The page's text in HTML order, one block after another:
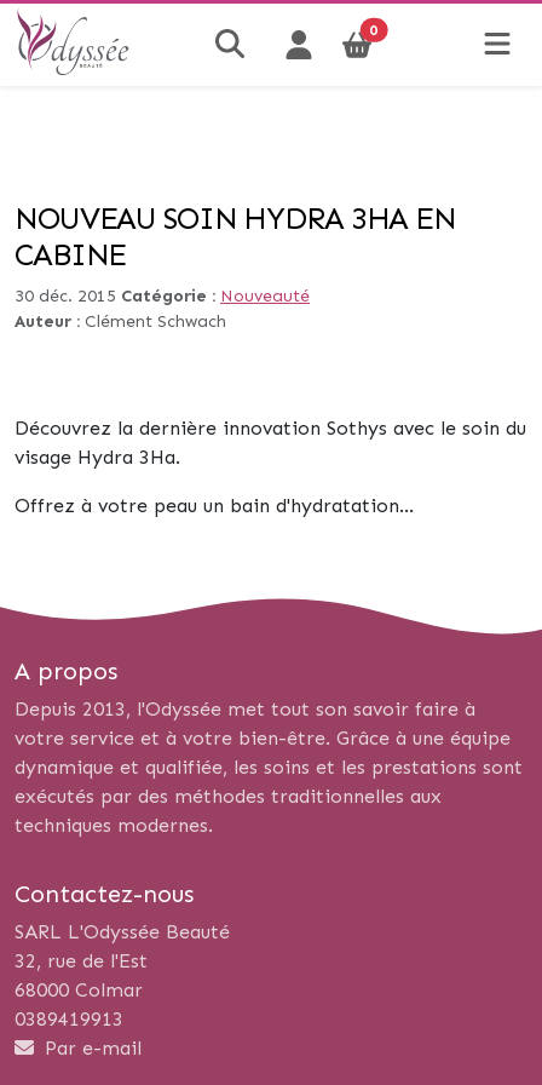
0
NOUVEAU SOIN HYDRA 3HA EN
CABINE
30 déc. 2015 Catégorie : Nouveauté
Auteur : Clément Schwach
Découvrez la dernière innovation Sothys avec le soin du
visage Hydra 3Ha.
Offrez à votre peau un bain d'hydratation...
A propos
Depuis 2013, l'Odyssée met tout son savoir faire à
votre service et à votre bien-être. Grâce à une équipe
dynamique et qualifiée, les soins et les prestations sont
exécutés par des méthodes traditionnelles aux
techniques modernes.
Contactez-nous
SARL L'Odyssée Beauté
32, rue de l'Est
68000 Colmar
0389419913
Par e-mail